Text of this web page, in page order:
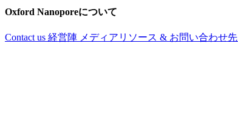
Oxford Nanoporeについて
Contact us 経営陣 メディアリソース & お問い合わせ先